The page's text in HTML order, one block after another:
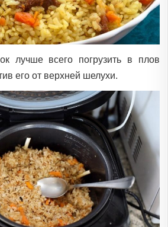
лучше всего погрузить в плов
его от верхней шелухи.